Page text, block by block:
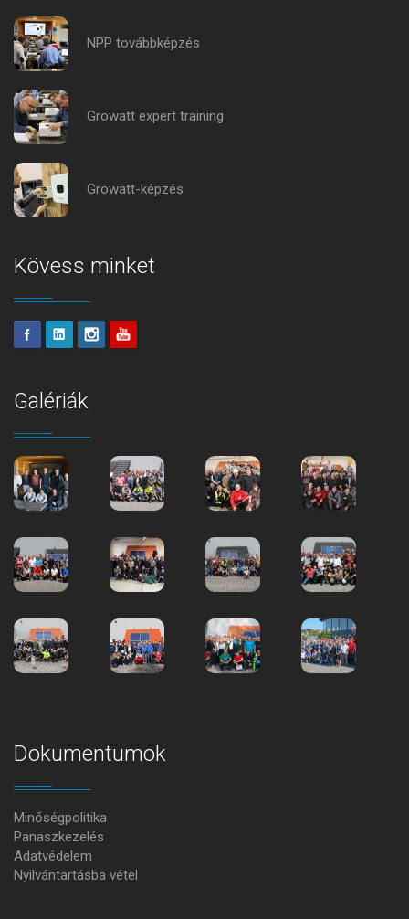
NPP továbbképzés
Growatt expert training
Growatt-képzés
Kövess minket
Galériák
Dokumentumok
Minőségpolitika
Panaszkezelés
Adatvédelem
Nyilvántartásba vétel